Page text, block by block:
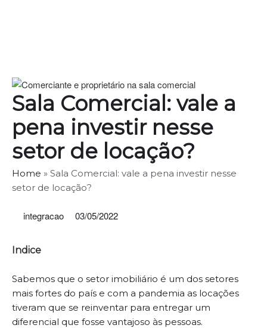
Sala Comercial: vale a
pena investir nesse
setor de locação?
Home » Sala Comercial: vale a pena investir nesse
setor de locação?
integracao 03/05/2022
Indice
Sabemos que o setor imobiliário é um dos setores
mais fortes do país e com a pandemia as locações
tiveram que se reinventar para entregar um
diferencial que fosse vantajoso às pessoas.